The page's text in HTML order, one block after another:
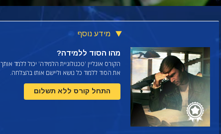
מידע נוסף
מהו הסוד ללמידה?
הקורס אונליין 'טכנולוגיית הלמידה' יכול ללמד אותך
את הסוד ללמוד כל נושא וליישם אותו בהצלחה.
התחל קורס ללא תשלום